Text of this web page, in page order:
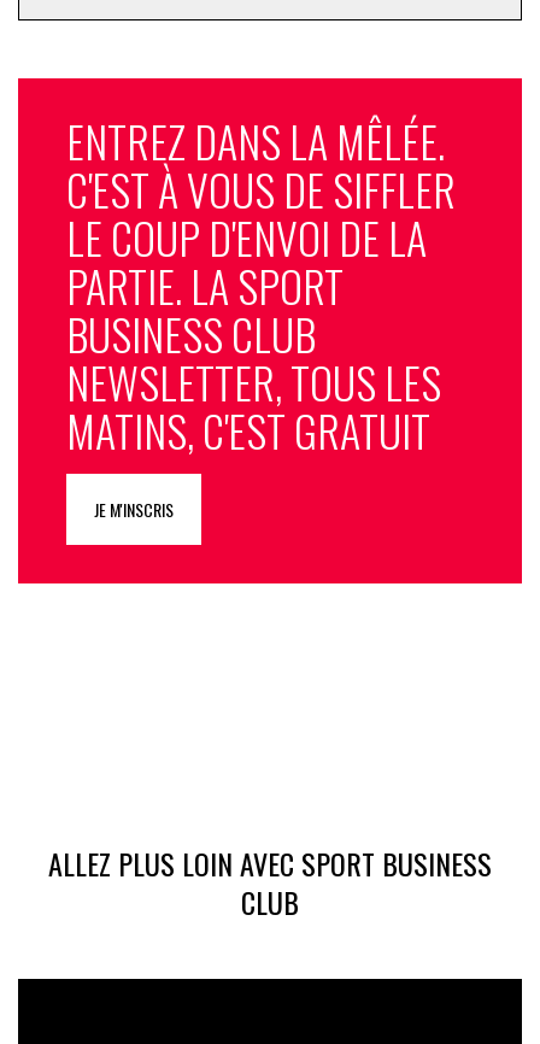
ENTREZ DANS LA MÊLÉE.
C'EST À VOUS DE SIFFLER
LE COUP D'ENVOI DE LA
PARTIE. LA SPORT
BUSINESS CLUB
NEWSLETTER, TOUS LES
MATINS, C'EST GRATUIT
JE M'INSCRIS
ALLEZ PLUS LOIN AVEC SPORT BUSINESS
CLUB